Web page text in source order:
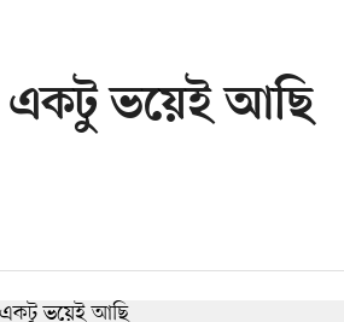
একটু ভয়েই আছি